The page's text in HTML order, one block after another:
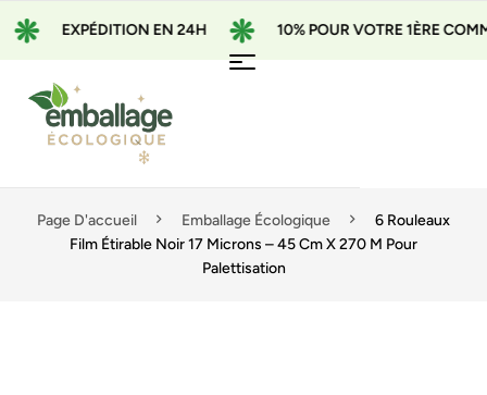
EXPÉDITION EN 24H 10% POUR VOTRE 1ÈRE
Page D'accueil Emballage Écologique
6 Rouleaux
Film Étirable Noir 17 Microns – 45 Cm X 270 M Pour
Palettisation